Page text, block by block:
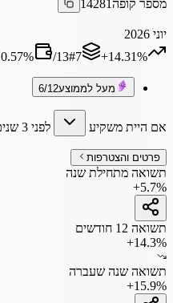
מספר קופה14281
יוני 2026
‎+14.31%
#7
/13
0.57%
מעל לממוצע6/12
אם היית משקיע לפני 3 שנים
פרטים והצטרפות
תשואה מתחילת שנה
+5.7%
תשואה 12 חודשים
+14.3%
תשואה שנה שעברה
+15.9%